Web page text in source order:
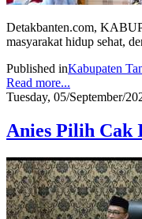
Detakbanten.com,
masyarakat hidup sehat,
Published inKabupaten
Read more...
Tuesday, 05/September/
Anies Pilih Cak